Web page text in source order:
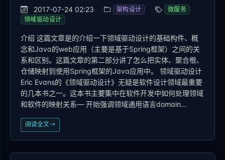
2017-07-24 02:23 架构设计
微服务
领域驱动设计
介绍 这篇文章是的介绍一下领域驱动设计的基础构件、概
念和Java的web应用（主要是基于Spring框架）之间的关
系和区别。这篇文章的第二部分讲了怎么把实体、聚合根、
仓储映射到使用Spring框架的Java应用中。 领域驱动设计
Eric Evans的《领域驱动设计》无疑是软件设计领域最重要
的几本书之一。这本书主要集中在软件开发中如何处理领域
和软件的映射关系— 开始强调领域通用语言domain...
阅读全文